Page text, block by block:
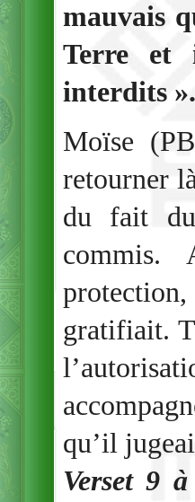
mauvais
Terre et
interdits ».
Moïse
retourner
du fait
gratifiait.
qu’il
Verset 9